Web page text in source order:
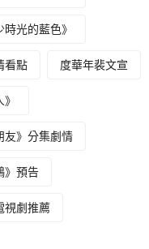
時光的藍色》
看點 度華年裴文宣
友》分集劇情
》預告
視劇推薦